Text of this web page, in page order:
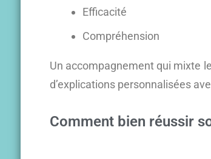
Efficacité
Compréhension
Un accompagnement qui mixte
d’explications personnalisées
Comment bien réussir